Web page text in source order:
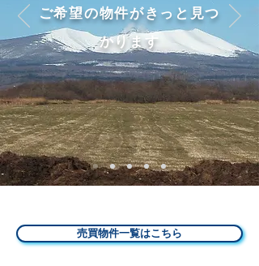
ご希望の物件がきっと見つ
かります
売買物件一覧はこちら